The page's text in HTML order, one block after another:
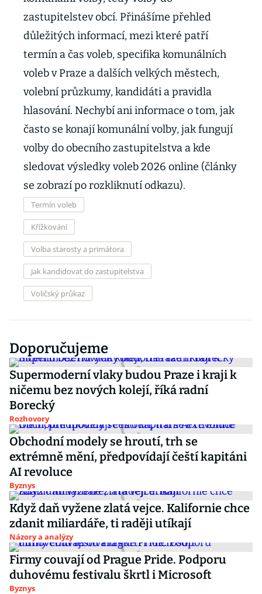
zastupitelstev obcí. Přinášíme přehled
důležitých informací, mezi které patří
termín a čas voleb, specifika komunálních
voleb v Praze a dalších velkých městech,
volební průzkumy, kandidáti a pravidla
hlasování. Nechybí ani informace o tom, jak
často se konají komunální volby, jak fungují
volby do obecního zastupitelstva a kde
sledovat výsledky voleb 2026 online (články
se zobrazí po rozkliknutí odkazu).
Termín voleb
Křížkování
Volba starosty a primátora
Jak kandidovat do zastupitelstva
Voličský průkaz
Doporučujeme
Supermoderní vlaky budou Praze i kraji k
ničemu bez nových kolejí, říká radní
Borecký
Rozhovory
Obchodní modely se hroutí, trh se
extrémně mění, předpovídají čeští kapitáni
AI revoluce
Byznys
Když daň vyžene zlatá vejce. Kalifornie chce
zdanit miliardáře, ti raději utíkají
Názory a analýzy
Firmy couvají od Prague Pride. Podporu
duhovému festivalu škrtl i Microsoft
Byznys